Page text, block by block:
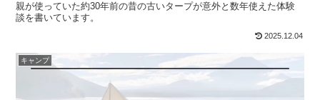
親が使っていた約30年前の昔の古いタープが意外と数年使えた体験
談を書いています。
2025.12.04
キャンプ